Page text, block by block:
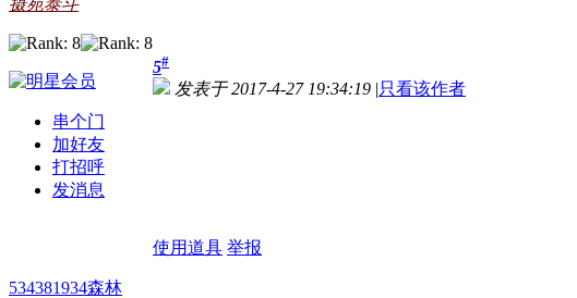
串个门
加好友
打招呼
发消息
5#
发表于 2017-4-27 19:34:19 |只看该作者
使用道具 举报
534381934森林